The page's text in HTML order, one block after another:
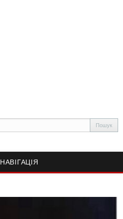
НАВІГАЦІЯ